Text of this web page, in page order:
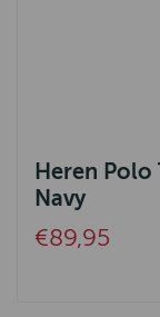
Heren
Navy
€89,95